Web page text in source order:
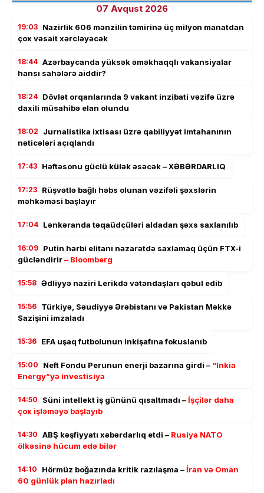
07 Avqust 2026
19:03 Nazirlik 606 mənzilin təmirinə üç milyon manatdan
çox vəsait xərcləyəcək
18:44 Azərbaycanda yüksək əməkhaqqlı vakansiyalar
hansı sahələrə aiddir?
18:24 Dövlət orqanlarında 9 vakant inzibati vəzifə üzrə
daxili müsahibə elan olundu
18:02
Jurnalistika ixtisası üzrə qabiliyyət imtahanının
nəticələri açıqlandı
17:43 Həftəsonu güclü külək əsəcək – XƏBƏRDARLIQ
17:23 Rüşvətlə bağlı həbs olunan vəzifəli şəxslərin
məhkəməsi başlayır
17:04 Lənkəranda təqaüdçüləri aldadan şəxs saxlanılıb
16:09 Putin hərbi elitanı nəzarətdə saxlamaq üçün FTX-i
gücləndirir– Bloomberg
15:58 Ədliyyə naziri Lerikdə vətəndaşları qəbul edib
15:56 Türkiyə, Səudiyyə Ərəbistanı və Pakistan Məkkə
Sazişini imzaladı
15:36 EFA uşaq futbolunun inkişafına fokuslanıb
15:00 Neft Fondu Perunun enerji bazarına girdi – “Inkia
Energy”yə investisiya
14:50 Süni intellekt iş gününü qısaltmadı –İşçilər daha
çox işləməyə başlayıb
14:30 ABŞ kəşfiyyatı xəbərdarlıq etdi – Rusiya NATO
ölkəsinə hücum edə bilər
14:10 Hörmüz boğazında kritik razılaşma –İran və Oman
60 günlük plan hazırladı